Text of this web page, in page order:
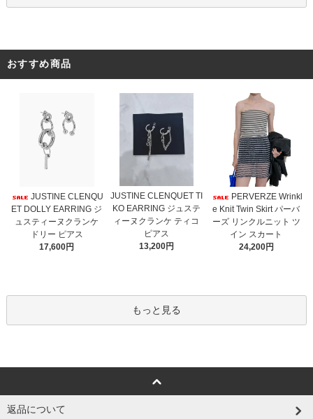
おすすめ商品
JUSTINE CLENQU
ET DOLLY EARRING ジ
ュスティーヌクランケ
ドリー ピアス
17,600円
JUSTINE CLENQUET TI
KO EARRING ジュステ
ィーヌクランケ ティコ
ピアス
13,200円
PERVERZE Wrinkl
e Knit Twin Skirt パーバ
ーズ リンクルニット ツ
イン スカート
24,200円
もっと見る
返品について